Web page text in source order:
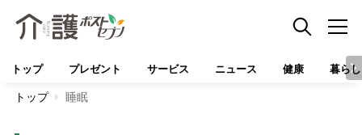
トップ プレゼント サービス ニュース 健康 暮らし
トップ 睡眠